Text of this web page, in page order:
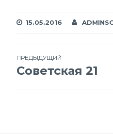
15.05.2016
Навигация
ПРЕДЫДУЩИЙ
Советская 21